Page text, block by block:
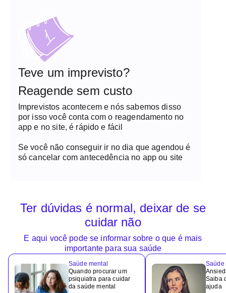
Teve um imprevisto?
Reagende sem custo
Imprevistos acontecem e nós sabemos disso
por isso você conta com o reagendamento no
app e no site, é rápido e fácil
Se você não conseguir ir no dia que agendou é
só cancelar com antecedência no app ou site
Ter dúvidas é normal, deixar de se
cuidar não
E aqui você pode se informar sobre o que é mais
importante para sua saúde
Saúde mental
Quando procurar um
psiquiatra para cuidar
da saúde mental
Saúde
Saiba
ajuda